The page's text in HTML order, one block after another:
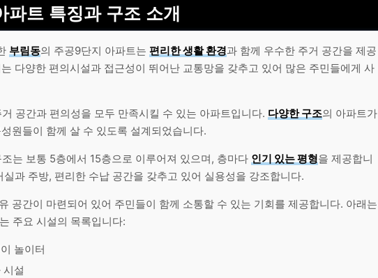
파트 특징과 구조 소개
부림동의 주공9단지 아파트는 편리한 생활 환경과 함께 우수한 주거 공간을 제공
다양한 편의시설과 접근성이 뛰어난 교통망을 갖추고 있어 많은 주민들에게 사
공간과 편의성을 모두 만족시킬 수 있는 아파트입니다. 다양한 구조의 아파트가
원들이 함께 살 수 있도록 설계되었습니다.
는 보통 5층에서 15층으로 이루어져 있으며, 층마다 인기 있는 평형을 제공합니
과 주방, 편리한 수납 공간을 갖추고 있어 실용성을 강조합니다.
공간이 마련되어 있어 주민들이 함께 소통할 수 있는 기회를 제공합니다. 아래는
주요 시설의 목록입니다:
놀이터
시설